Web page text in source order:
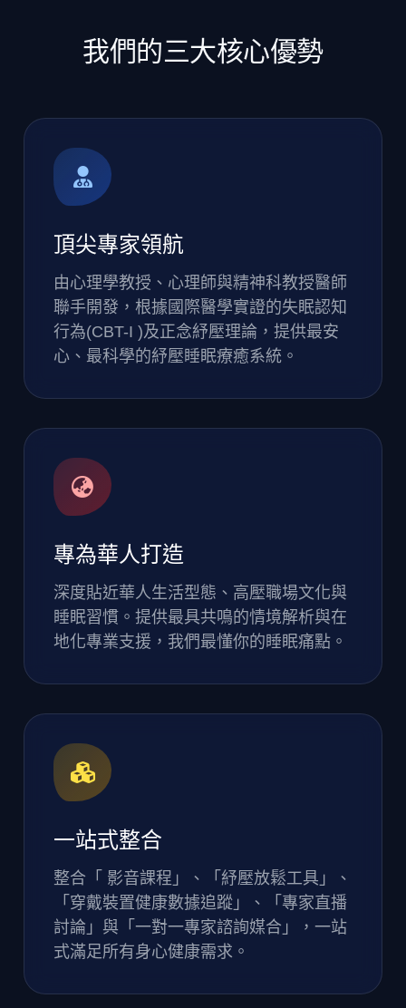
我們的三大核心優勢
頂尖專家領航
由心理學教授、心理師與精神科教授醫師
聯手開發，根據國際醫學實證的失眠認知
行為(CBT-I )及正念紓壓理論，提供最安
心、最科學的紓壓睡眠療癒系統。
專為華人打造
深度貼近華人生活型態、高壓職場文化與
睡眠習慣。提供最具共鳴的情境解析與在
地化專業支援，我們最懂你的睡眠痛點。
一站式整合
整合「 影音課程」、「紓壓放鬆工具」、
「穿戴裝置健康數據追蹤」、「專家直播
討論」與「一對一專家諮詢媒合」，一站
式滿足所有身心健康需求。